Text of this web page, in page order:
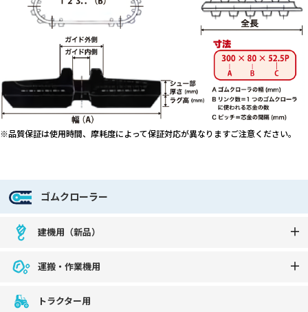
※品質保証は使用時間、摩耗度によって保証対応が異なりますご注意ください。
ゴムクローラー
建機用（新品）
運搬・作業機用
トラクター用